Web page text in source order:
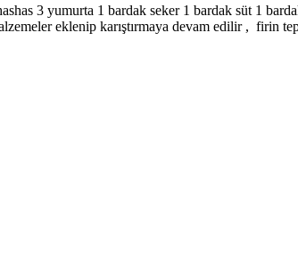
3 yumurta 1 bardak seker 1 bardak süt 1
eklenip karıştırmaya devam edilir ,